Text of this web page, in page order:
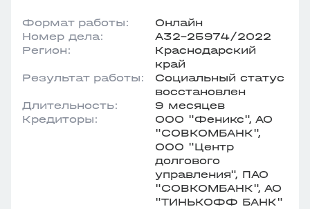
Формат работы:
Онлайн
Номер дела:
А32-25974/2022
Регион:
Краснодарский
край
Результат работы:
Социальный статус
восстановлен
Длительность:
9 месяцев
Кредиторы:
ООО "Феникс", АО
"СОВКОМБАНК",
ООО "Центр
долгового
управления", ПАО
"СОВКОМБАНК", АО
"ТИНЬКОФФ БАНК"